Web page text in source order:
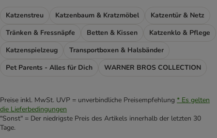
Katzenstreu Katzenbaum & Kratzmöbel
Katzentür & Netz
Tränken & Fressnäpfe
Betten & Kissen
Katzenklo & Pflege
Katzenspielzeug
Transportboxen & Halsbänder
Pet Parents - Alles für Dich
WARNER BROS COLLECTION
Preise inkl. MwSt. UVP = unverbindliche Preisempfehlung * Es gelten
die Lieferbedingungen
"Sonst" = Der niedrigste Preis des Artikels innerhalb der letzten 30
Tage.